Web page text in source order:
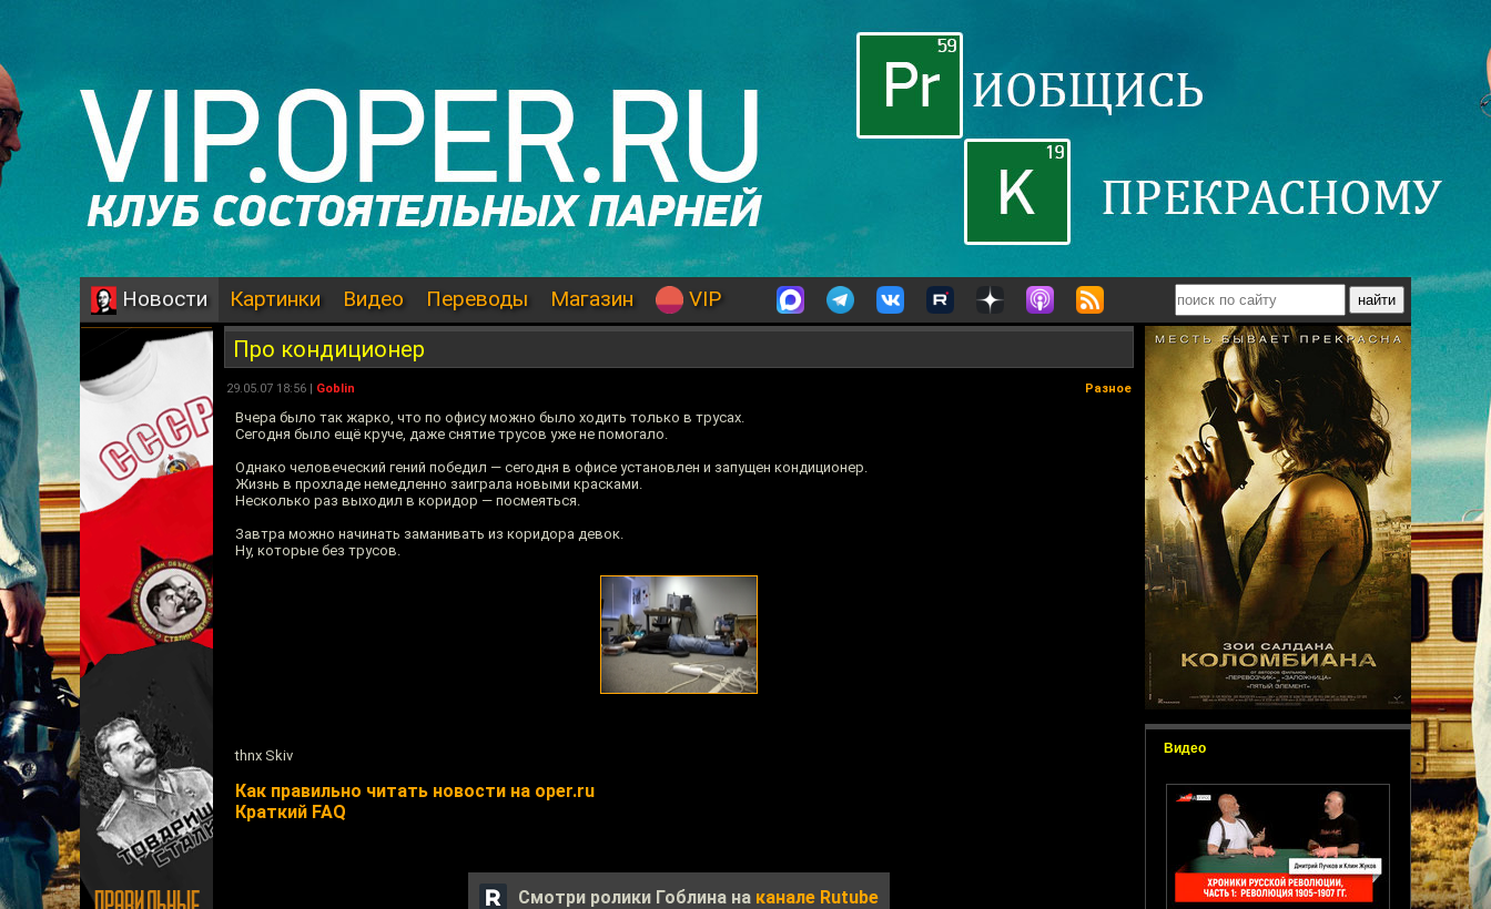
Новости Картинки Видео Переводы Магазин VIP
Видео
Про кондиционер
29.05.07 18:56 | Goblin Разное
Вчера было так жарко, что по офису можно было ходить только в трусах.
Сегодня было ещё круче, даже снятие трусов уже не помогало.
Однако человеческий гений победил — сегодня в офисе установлен и запущен кондиционер.
Жизнь в прохладе немедленно заиграла новыми красками.
Несколько раз выходил в коридор — посмеяться.
Завтра можно начинать заманивать из коридора девок.
Ну, которые без трусов.
thnx Skiv
Как правильно читать новости на oper.ru
Краткий FAQ
Смотри ролики Гоблина на канале Rutube